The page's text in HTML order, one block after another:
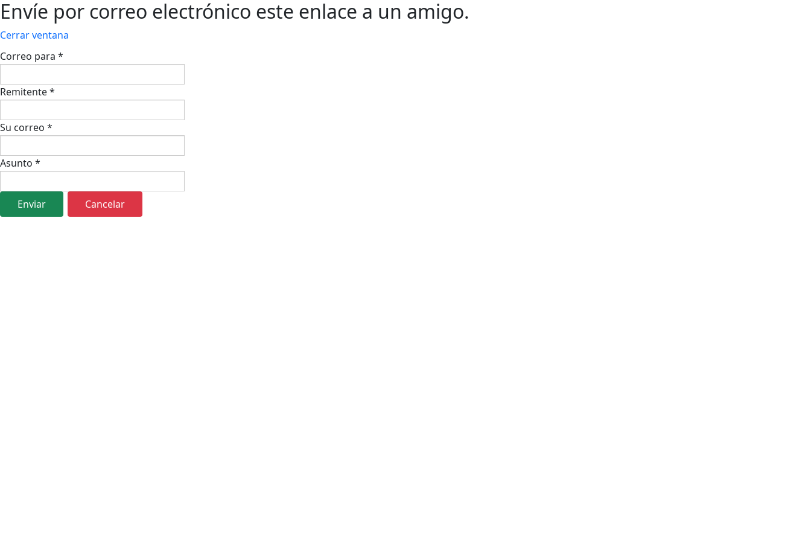
Envíe por correo electrónico este enlace a un amigo.
Cerrar ventana
Correo para *
Remitente*
Su correo *
Asunto *
Enviar Cancelar